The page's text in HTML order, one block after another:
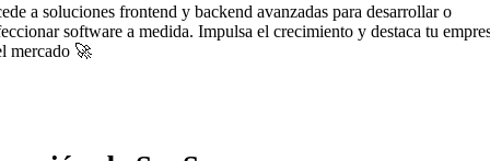
a soluciones frontend y backend avanzadas para desarrollar o
software a medida. Impulsa el crecimiento y destaca tu
mercado 🚀